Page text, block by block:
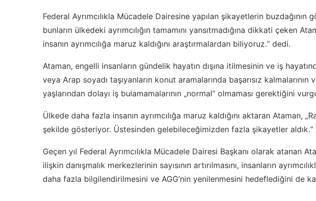
Federal Ayrımcılıkla Mücadele Dairesine yapılan şikayetlerin buzdağının
bunların ülkedeki ayrımcılığın tamamını yansıtmadığına dikkati çeken
insanın ayrımcılığa maruz kaldığını araştırmalardan biliyoruz.“ dedi.
Ataman, engelli insanların gündelik hayatın dışına itilmesinin ve iş
veya Arap soyadı taşıyanların konut aramalarında başarısız kalmalarının
yaşlarından dolayı iş bulamamalarının „normal“ olmaması gerektiğini
Ülkede daha fazla insanın ayrımcılığa maruz kaldığını aktaran Ataman,
şekilde gösteriyor. Üstesinden gelebileceğimizden fazla şikayetler
Geçen yıl Federal Ayrımcılıkla Mücadele Dairesi Başkanı olarak atanan
ilişkin danışmalık merkezlerinin sayısının artırılmasını, insanların
daha fazla bilgilendirilmesini ve AGG’nin yenilenmesini hedeflediğini de